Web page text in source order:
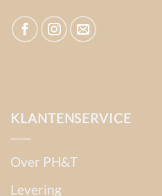
KLANTENSERVICE
Over PH&T
Levering